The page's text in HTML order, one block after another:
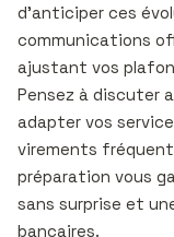
d’anticiper ces
communications
ajustant vos
Pensez à discuter
adapter vos
virements
préparation vous
sans surprise et
bancaires.